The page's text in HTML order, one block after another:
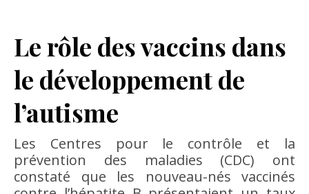
Le rôle des vaccins dans
le développement de
l’autisme
Les Centres pour le contrôle et la
prévention des maladies (CDC) ont
constaté que les nouveau-nés vaccinés